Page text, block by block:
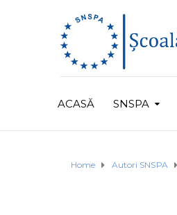
ACASĂ SNSPA
Home Autori SNSPA